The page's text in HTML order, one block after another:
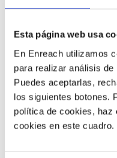
Esta página web usa
En Enreach utilizamos
para realizar análisis
Puedes aceptarlas,
los siguientes botones.
política de cookies, haz
cookies en este cuadro.
3.-
(UC)